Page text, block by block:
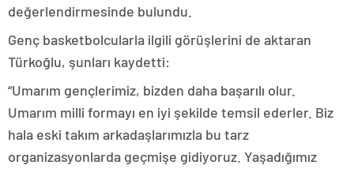
değerlendirmesinde bulundu.
Genç basketbolcularla ilgili görüşlerini de aktaran
Türkoğlu, şunları kaydetti:
“Umarım gençlerimiz, bizden daha başarılı olur.
Umarım milli formayı en iyi şekilde temsil ederler. Biz
hala eski takım arkadaşlarımızla bu tarz
organizasyonlarda geçmişe gidiyoruz. Yaşadığımız